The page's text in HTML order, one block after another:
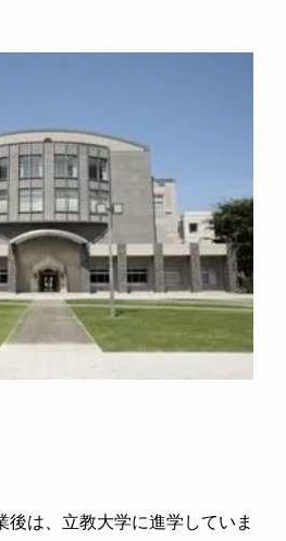
後は、立教大学に進学していま